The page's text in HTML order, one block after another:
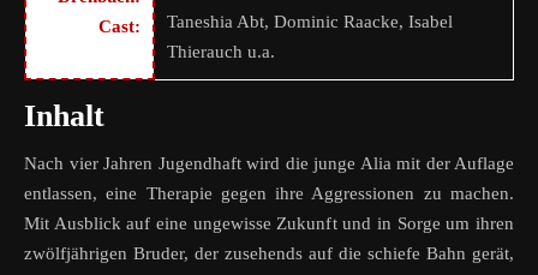
Cast:
Taneshia Abt, Dominic Raacke, Isabel
Thierauch u.a.
Inhalt
Nach vier Jahren Jugendhaft wird die junge Alia mit der Auflage
entlassen, eine Therapie gegen ihre Aggressionen zu machen.
Mit Ausblick auf eine ungewisse Zukunft und in Sorge um ihren
zwölfjährigen Bruder, der zusehends auf die schiefe Bahn gerät,